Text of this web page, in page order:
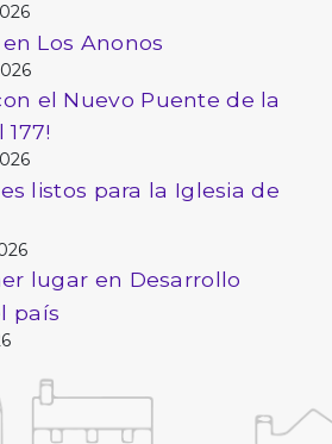
Los Anonos
el Nuevo Puente de la
listos para la Iglesia de
lugar en Desarrollo
país